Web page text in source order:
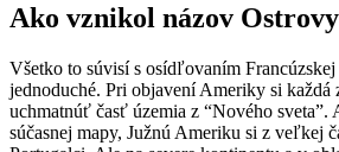
Ako vznikol názov Ostrovy
Všetko to súvisí s osídľovaním
jednoduché. Pri objavení Ameriky si každá
uchmatnúť časť územia z “Nového sveta”.
súčasnej mapy, Južnú Ameriku si z veľkej